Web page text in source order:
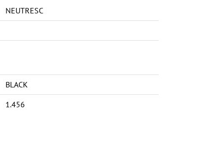
NEUTRESC
BLACK
1.456